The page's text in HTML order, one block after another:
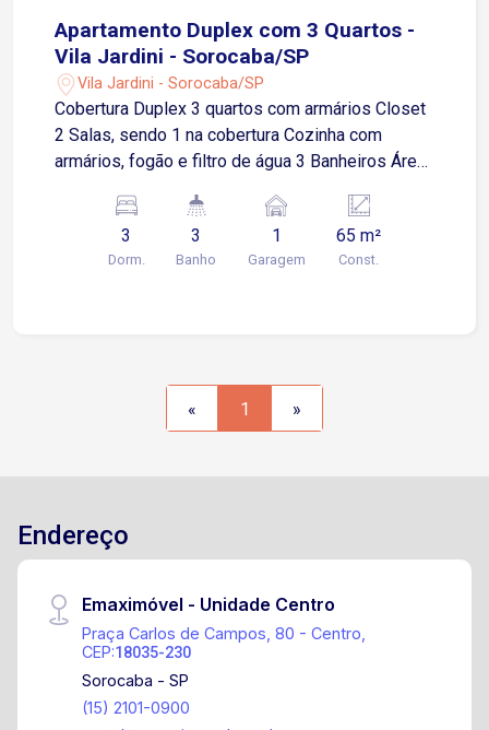
Apartamento Duplex com 3 Quartos -
Vila Jardini - Sorocaba/SP
Vila Jardini - Sorocaba/SP
Cobertura Duplex 3 quartos com armários Closet
2 Salas, sendo 1 na cobertura Cozinha com
armários, fogão e filtro de água 3 Banheiros Área
privativa 1 Vaga de garagem coberta Condomínio
oferece portaria 24 horas e portão eletrônico.
Localizado na Vila Jardini, um dos bairros mais
aproximadamente 5 minutos é possível chegar
ao Centro de Sorocaba. A localização oferece
serviços no entorno. Entre em contato e agende
sua visita !
3
Dorm.
3
Banho
1
Garagem
65 m²
Const.
« 1 »
Endereço
Emaximóvel - Unidade Centro
Praça Carlos de Campos, 80 - Centro,
CEP:18035-230
Sorocaba - SP
(15) 2101-0900